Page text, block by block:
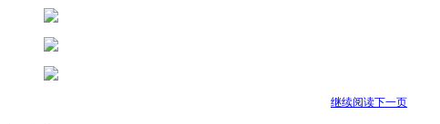
继续阅读下一页